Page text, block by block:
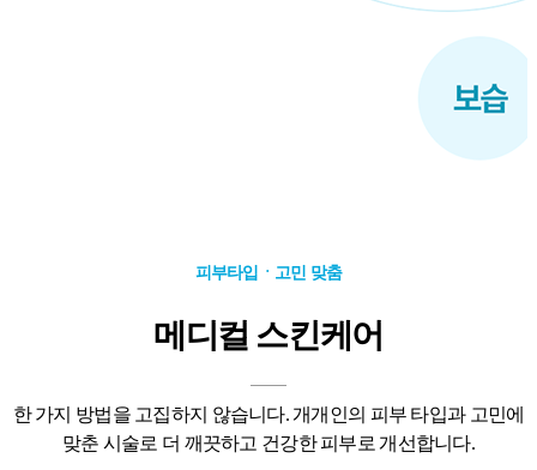
피부타입ㆍ고민 맞춤
메디컬 스킨케어
한 가지 방법을 고집하지 않습니다. 개개인의 피부 타입과 고민에
맞춘 시술로 더 깨끗하고 건강한 피부로 개선합니다.